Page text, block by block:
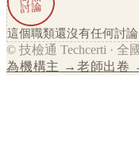
討論
這個職類還沒有任何討
© 技檢通 Techcerti · 全
為機構主 → 老師出卷